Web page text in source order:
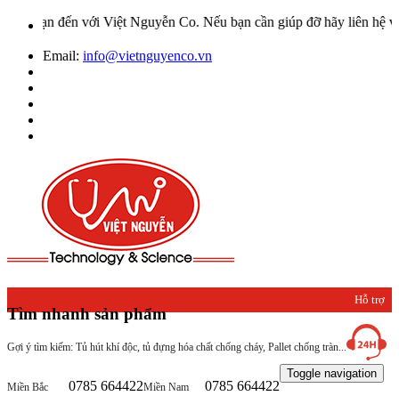
với Việt Nguyễn Co. Nếu bạn cần giúp đỡ hãy liên hệ với chúng
Email: info@vietnguyenco.vn
Tìm nhanh sản phẩm
Gợi ý tìm kiếm: Tủ hút khí độc, tủ đựng hóa chất chống cháy, Pallet chống tràn...
Hỗ trợ
khách
hàng
Miền Bắc 0785 664422Miền Nam 0785 664422
Toggle navigation